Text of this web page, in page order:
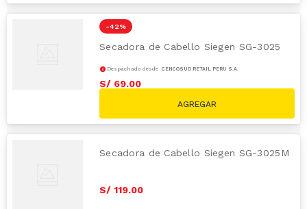
-42 %
Secadora de Cabello Siegen SG-3025
Despachado desde CENCOSUD RETAIL PERÚ S.A.
S/ 69.00
Secadora de Cabello Siegen SG-3025M
S/ 119.00